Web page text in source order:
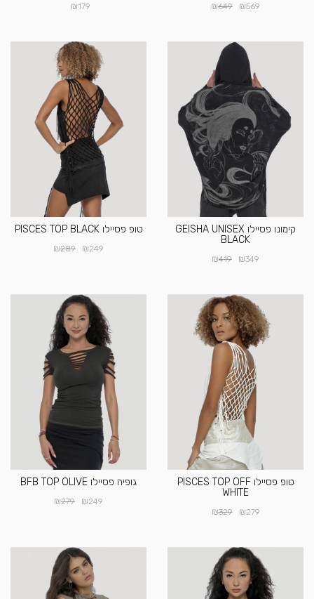
₪569
₪649
₪179
קימונו פסיילו GEISHA UNISEX
BLACK
₪349
₪419
טופ פסיילו PISCES TOP BLACK
₪249
₪289
טופ פסיילו PISCES TOP OFF
WHITE
₪279
₪329
גופיה פסיילו BFB TOP OLIVE
₪249
₪279